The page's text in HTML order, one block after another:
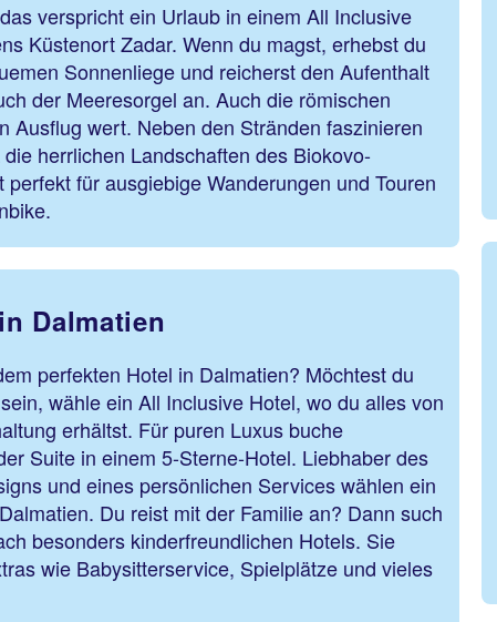
verspricht ein Urlaub in einem All Inclusive
Küstenort Zadar. Wenn du magst, erhebst du
Sonnenliege und reicherst den Aufenthalt
der Meeresorgel an. Auch die römischen
Ausflug wert. Neben den Stränden faszinieren
herrlichen Landschaften des Biokovo-
perfekt für ausgiebige Wanderungen und Touren
Dalmatien
perfekten Hotel in Dalmatien? Möchtest du
wähle ein All Inclusive Hotel, wo du alles von
erhältst. Für puren Luxus buche
Suite in einem 5-Sterne-Hotel. Liebhaber des
und eines persönlichen Services wählen ein
Du reist mit der Familie an? Dann such
besonders kinderfreundlichen Hotels. Sie
wie Babysitterservice, Spielplätze und vieles